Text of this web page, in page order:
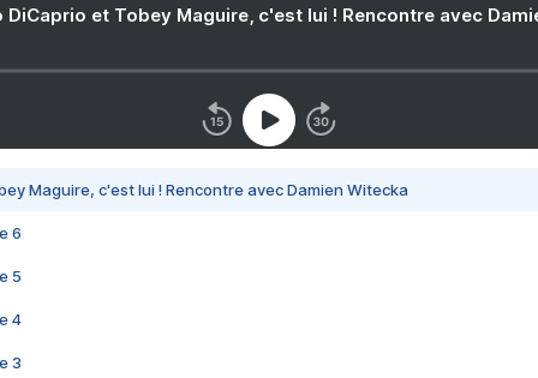
DiCaprio et Tobey Maguire, c'est lui ! Rencontre avec
Maguire, c'est lui ! Rencontre avec Damien Witecka
6
5
4
3